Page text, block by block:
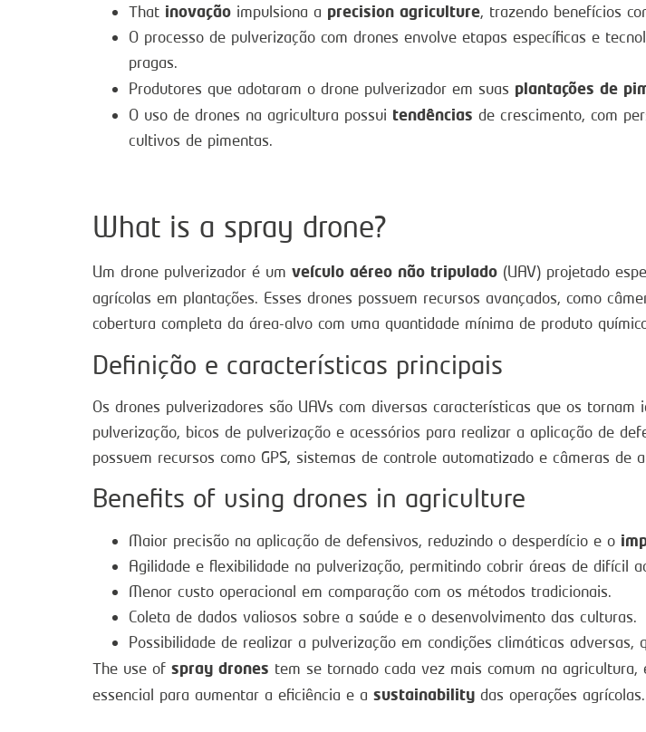
That inovação impulsiona a precision agriculture, trazendo benefícios
O processo de pulverização com drones envolve etapas específicas e
pragas.
Produtores que adotaram o drone pulverizador em suas plantações de
O uso de drones na agricultura possui tendências de crescimento, com
cultivos de pimentas.
What is a spray drone?
Um drone pulverizador é um veículo aéreo não tripulado (UAV) projetado
agrícolas em plantações. Esses drones possuem recursos avançados, como
cobertura completa da área-alvo com uma quantidade mínima de produto
Definição e características principais
Os drones pulverizadores são UAVs com diversas características que os
pulverização, bicos de pulverização e acessórios para realizar a aplicação de
possuem recursos como GPS, sistemas de controle automatizado e câmeras
Benefits of using drones in agriculture
Maior precisão na aplicação de defensivos, reduzindo o desperdício e o
Agilidade e flexibilidade na pulverização, permitindo cobrir áreas de difícil
Menor custo operacional em comparação com os métodos tradicionais.
Coleta de dados valiosos sobre a saúde e o desenvolvimento das culturas.
Possibilidade de realizar a pulverização em condições climáticas adversas,
The use of spray drones tem se tornado cada vez mais comum na agricultura,
essencial para aumentar a eficiência e a sustainability das operações agrícolas.